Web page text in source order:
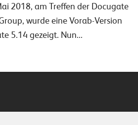
2018, am Treffen der Docugate
wurde eine Vorab-Version
5.14 gezeigt. Nun...